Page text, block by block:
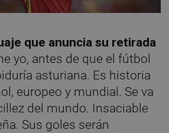
que anuncia su retirada
yo, antes de que el fútbol
asturiana. Es historia
europeo y mundial. Se va
del mundo. Insaciable
Sus goles serán